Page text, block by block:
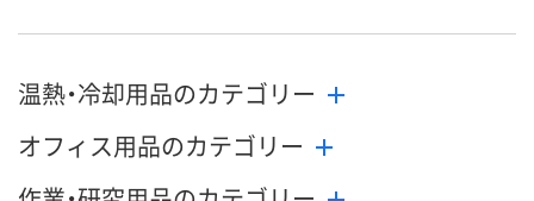
温熱・冷却用品のカテゴリー
オフィス用品のカテゴリー